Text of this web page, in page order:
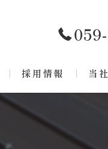
採用情報 当